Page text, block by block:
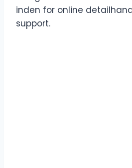
inden for online
support.